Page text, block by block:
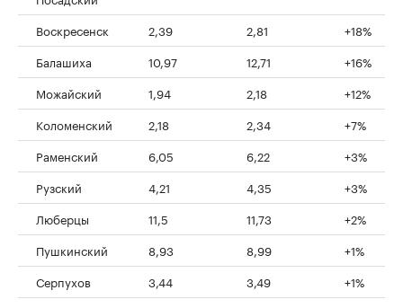
Воскресенск
2,39 2,81
+18%
Балашиха
10,97 12,71
+16%
Можайский
1,94 2,18
+12%
Коломенский
2,18 2,34
+7%
Раменский
6,05 6,22
+3%
Рузский
4,21 4,35
+3%
Люберцы
11,5 11,73
+2%
Пушкинский
8,93 8,99
+1%
Серпухов
3,44 3,49 +1%